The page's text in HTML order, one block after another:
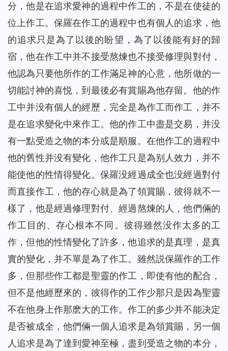
分，他是在追求愛神的過程中作工的，不是在使徒的
位上作工。保羅在作工的過程中也有個人的追求，他
的追求只是為了以後的盼望，為了以後能有好的歸
宿，他在作工中并不接受熬煉也不接受修理與對付，
他認為只要他所作的工作滿足神的心意，他所做的一
切能討神的喜悦，到最後必有賞賜為他存留。他的作
工中并没有個人的經歷，完全是為作工而作工，并不
是在追求變化中來作工。他的作工中盡是交易，并没
有一點受造之物的本分或是順服。在他作工的過程中
他的舊性并没有變化，他作工只是為别人效力，并不
能使他的性情得變化。保羅没經過成全也没經過對付
而直接作工，他的存心就是為了領賞賜，彼得就不一
樣了，他是經過修理對付、經過熬煉的人，他們倆的
作工目的、存心根本不同。彼得雖然没作太多的工
作，但他的性情變化了許多，他追求的是真理，是真
實的變化，并不單是為了作工。雖然説保羅作的工作
多，但那些作工都是聖靈的作工，即使有他的配合，
但不是他經歷來的，彼得作的工作少那只是因為聖靈
不在他身上作那麽大的工作。作工的多少并不能决定
是否被成全，他們倆一個人追求是為領賞賜，另一個
人追求是為了達到愛神至極，盡到受造之物的本分，